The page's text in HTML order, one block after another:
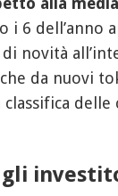
6 dell’anno
novità
da nuovi
gli